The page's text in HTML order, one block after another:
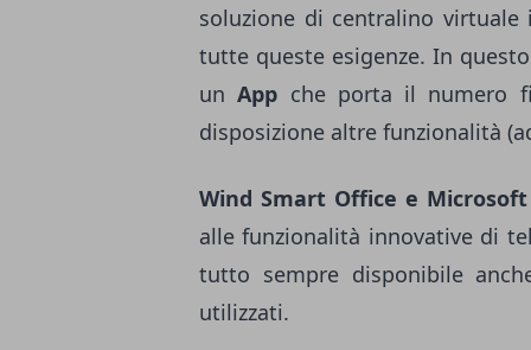
soluzione di centralino
tutte queste esigenze. In
unApp che porta il numero
disposizione altre funzionalità
Wind Smart Office e Microsoft
alle funzionalità innovative di
tutto sempre disponibile
utilizzati.